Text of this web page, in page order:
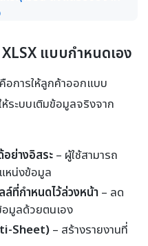
แบบกำหนดเอง
อการให้ลูกค้าออกแบบ
ระบบเติมข้อมูลจริงจาก
ย่างอิสระ– ผู้ใช้สามารถ
หน่งข้อมูล
ที่กำหนดไว้ล่วงหน้า– ลด
มูลด้วยตนเอง
Sheet)– สร้างรายงานที่